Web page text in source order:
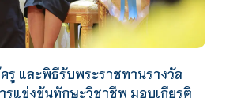
รู และพิธีรับพระราชทานรางวัล
รแข่งขันทักษะวิชาชีพ มอบเกียรติ